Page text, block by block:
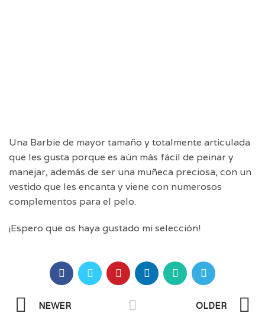
Una Barbie de mayor tamaño y totalmente articulada
que les gusta porque es aún más fácil de peinar y
manejar, además de ser una muñeca preciosa, con un
vestido que les encanta y viene con numerosos
complementos para el pelo.
¡Espero que os haya gustado mi selección!
NEWER OLDER